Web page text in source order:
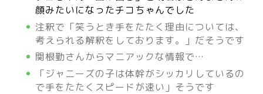
顔みたいになったチコちゃんでした
注釈で「笑うとき手をたたく理由については、
考えられる解釈をしております。」だそうです
関根勤さんからマニアックな情報で…
「ジャニーズの子は体幹がシッカリしているの
で手をたたくスピードが速い」そうです